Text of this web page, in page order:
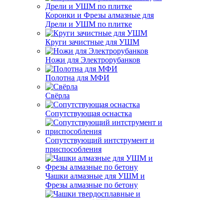
Коронки и Фрезы алмазные для
Дрели и УШМ по плитке
Круги зачистные для УШМ
Ножи для Электрорубанков
Полотна для МФИ
Свёрла
Сопутствующая оснастка
Сопутствующий интструмент и
приспособления
Чашки алмазные для УШМ и
Фрезы алмазные по бетону